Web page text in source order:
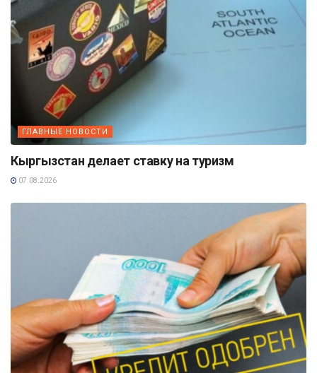
ГЛАВНЫЕ НОВОСТИ
Кыргызстан делает ставку на туризм
07.08.2026